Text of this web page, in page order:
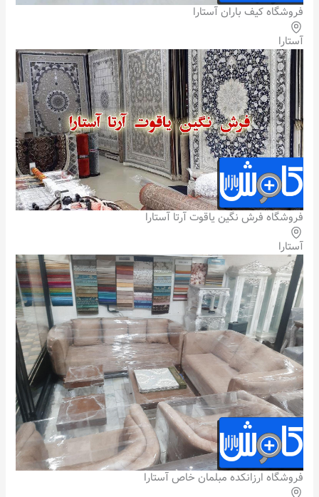
فروشگاه کیف باران آستارا
آستارا
فروشگاه فرش نگین یاقوت آرتا آستارا
آستارا
فروشگاه ارزانکده مبلمان خاص آستارا